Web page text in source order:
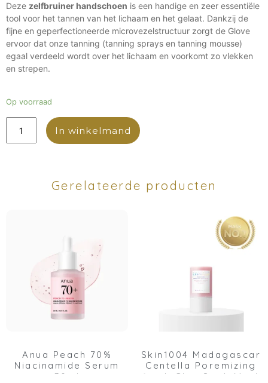
Deze zelfbruiner handschoen is een handige en zeer essentiële
tool voor het tannen van het lichaam en het gelaat. Dankzij de
fijne en geperfectioneerde microvezelstructuur zorgt de Glove
ervoor dat onze tanning (tanning sprays en tanning mousse)
egaal verdeeld wordt over het lichaam en voorkomt zo vlekken
en strepen.
Op voorraad
In winkelmand
Gerelateerde producten
Anua Peach 70%
Niacinamide Serum
30ml
Skin1004 Madagascar
Centella Poremizing
Quick Clay Stick Mask